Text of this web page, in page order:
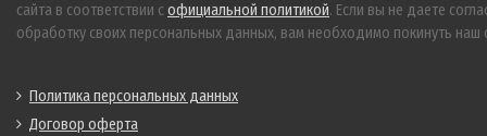
сайта в соответствии с официальной политикой. Если вы не даете
обработку своих персональных данных, вам необходимо покинуть наш
Политика персональных данных
Договор оферта